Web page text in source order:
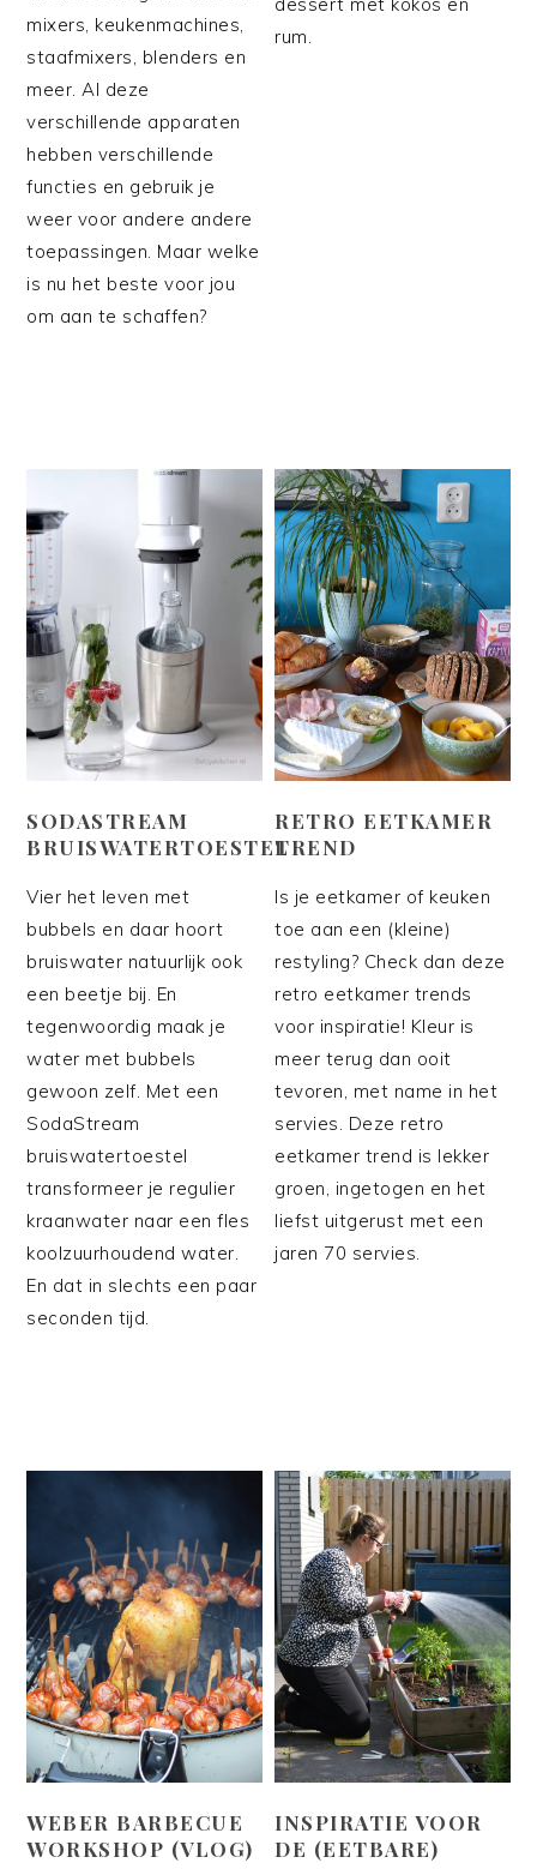
mixers, keukenmachines,
staafmixers, blenders en
meer. Al deze
verschillende apparaten
hebben verschillende
functies en gebruik je
weer voor andere andere
toepassingen. Maar welke
is nu het beste voor jou
om aan te schaffen?
rum.
SODASTREAM
BRUISWATERTOESTEL
Vier het leven met
bubbels en daar hoort
bruiswater natuurlijk ook
een beetje bij. En
tegenwoordig maak je
water met bubbels
gewoon zelf. Met een
SodaStream
bruiswatertoestel
transformeer je regulier
kraanwater naar een fles
koolzuurhoudend water.
En dat in slechts een paar
seconden tijd.
RETRO EETKAMER
TREND
Is je eetkamer of keuken
toe aan een (kleine)
restyling? Check dan deze
retro eetkamer trends
voor inspiratie! Kleur is
meer terug dan ooit
tevoren, met name in het
servies. Deze retro
eetkamer trend is lekker
groen, ingetogen en het
liefst uitgerust met een
jaren 70 servies.
WEBER BARBECUE
WORKSHOP (VLOG)
INSPIRATIE VOOR
DE (EETBARE)